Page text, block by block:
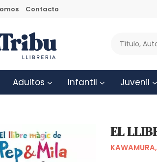
Contacto
Adultos Infantil Juvenil
EL